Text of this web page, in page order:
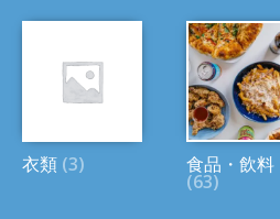
衣類 (3) 食品・飲料
(63)